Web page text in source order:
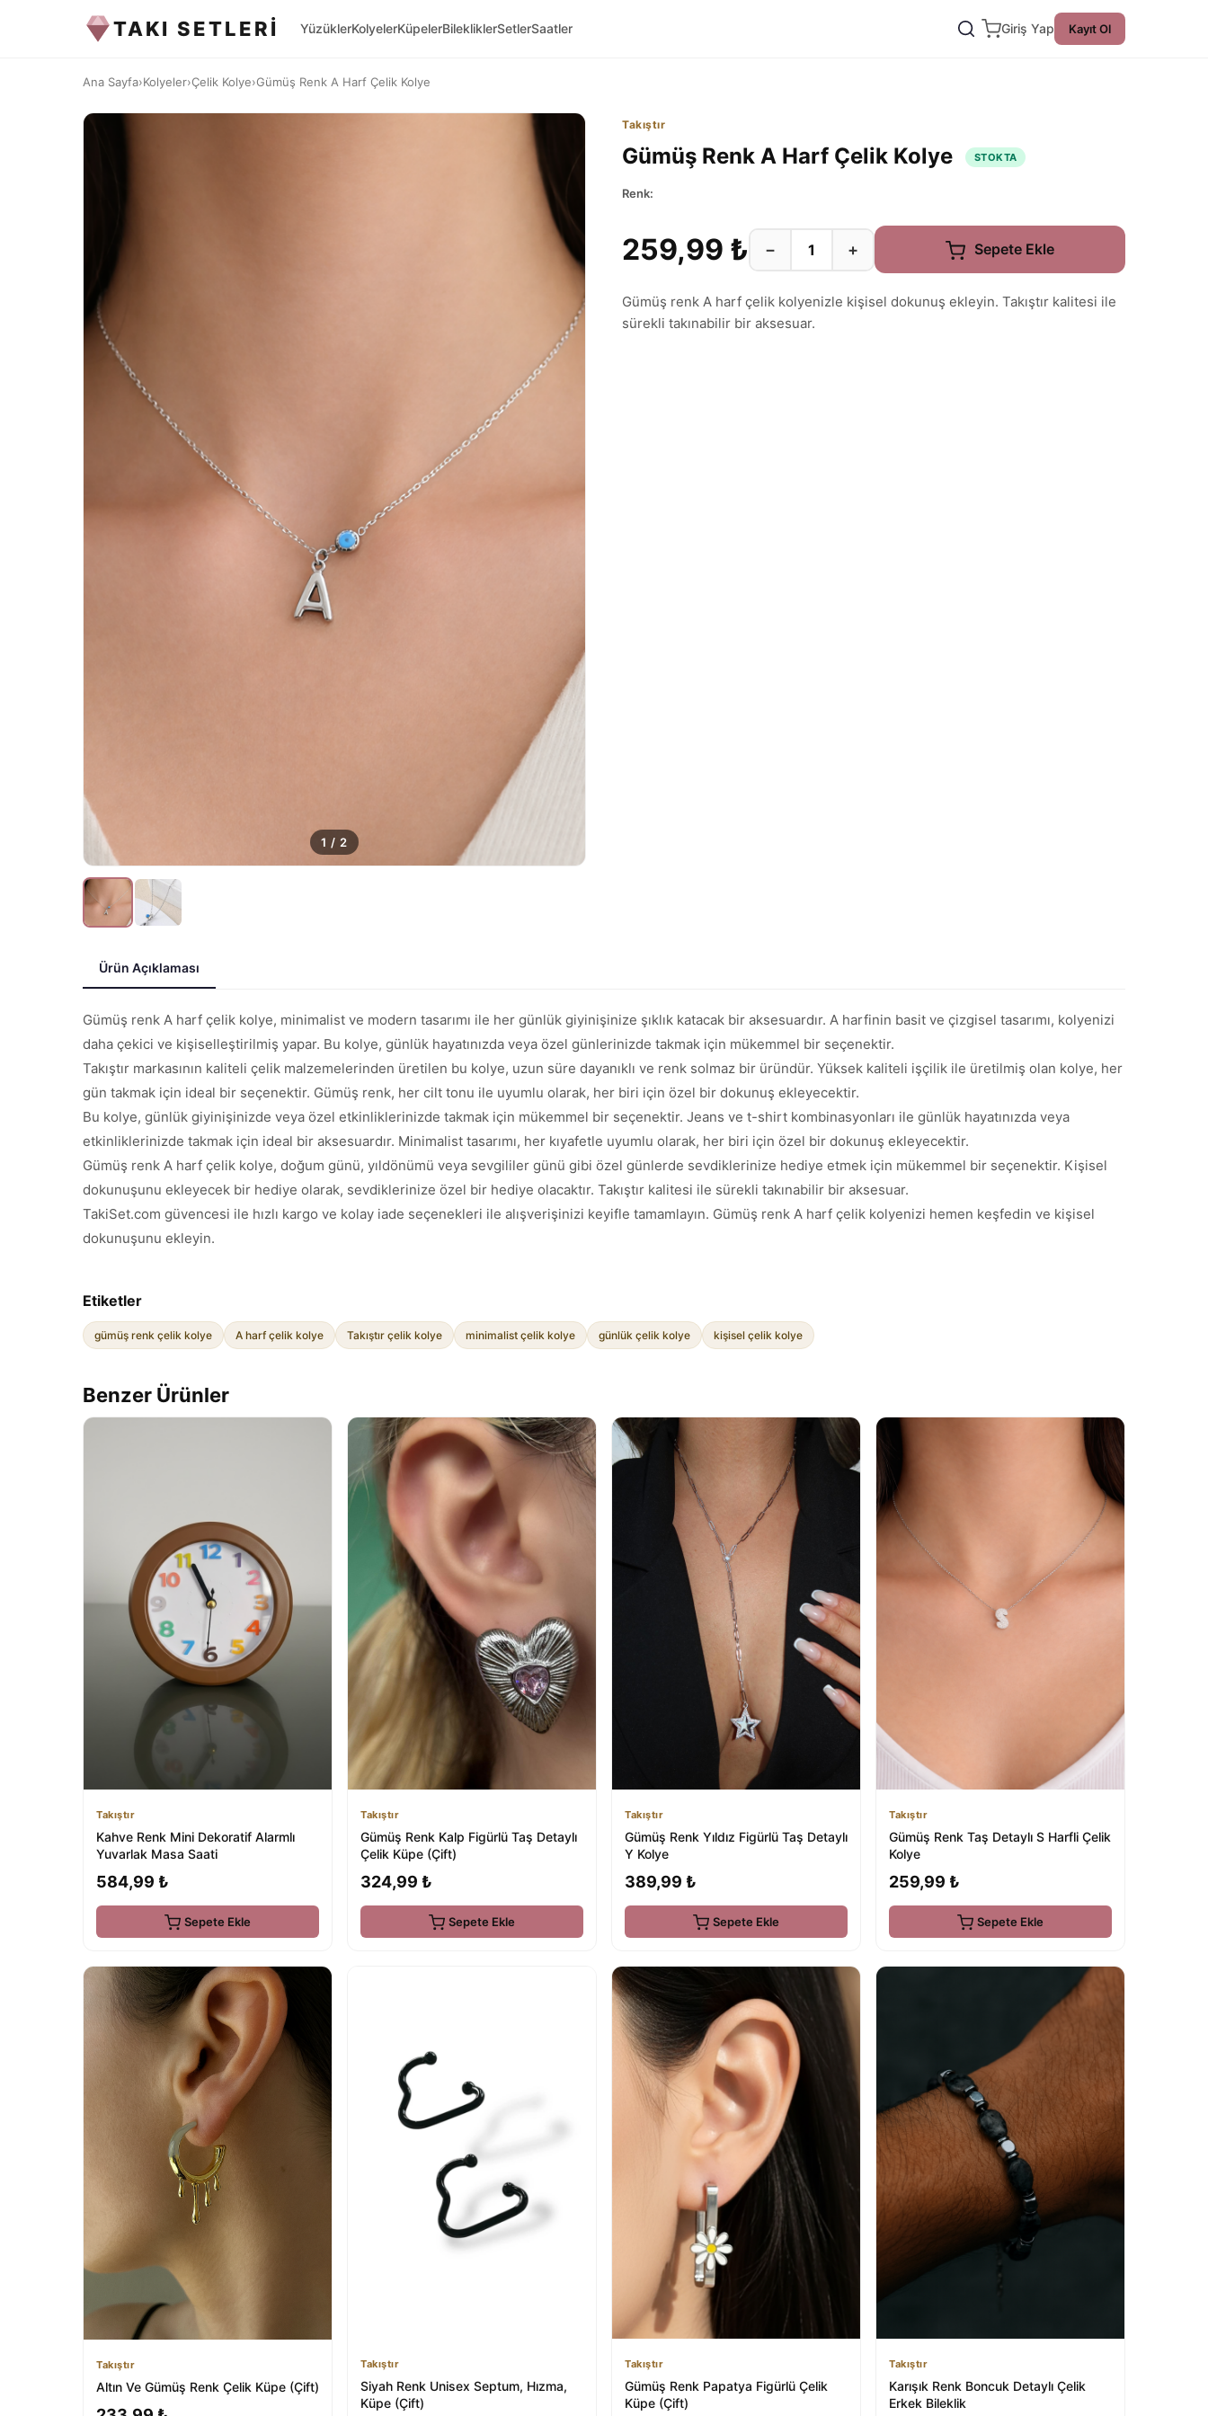
TAKI SETLERİ YüzüklerKolyelerKüpelerBilekliklerSetlerSaatler Giriş Yap Kayıt Ol
Ana Sayfa›Kolyeler›Çelik Kolye›Gümüş Renk A Harf Çelik Kolye
1 / 2
Takıştır
Gümüş Renk A Harf Çelik Kolye STOKTA
Renk:
259,99 ₺ − + Sepete Ekle
Gümüş renk A harf çelik kolyenizle kişisel dokunuş ekleyin. Takıştır kalitesi ile
sürekli takınabilir bir aksesuar.
Ürün Açıklaması
Gümüş renk A harf çelik kolye, minimalist ve modern tasarımı ile her günlük giyinişinize şıklık katacak bir aksesuardır. A harfinin basit ve çizgisel tasarımı, kolyenizi
daha çekici ve kişiselleştirilmiş yapar. Bu kolye, günlük hayatınızda veya özel günlerinizde takmak için mükemmel bir seçenektir.
Takıştır markasının kaliteli çelik malzemelerinden üretilen bu kolye, uzun süre dayanıklı ve renk solmaz bir üründür. Yüksek kaliteli işçilik ile üretilmiş olan kolye, her
gün takmak için ideal bir seçenektir. Gümüş renk, her cilt tonu ile uyumlu olarak, her biri için özel bir dokunuş ekleyecektir.
Bu kolye, günlük giyinişinizde veya özel etkinliklerinizde takmak için mükemmel bir seçenektir. Jeans ve t-shirt kombinasyonları ile günlük hayatınızda veya
etkinliklerinizde takmak için ideal bir aksesuardır. Minimalist tasarımı, her kıyafetle uyumlu olarak, her biri için özel bir dokunuş ekleyecektir.
Gümüş renk A harf çelik kolye, doğum günü, yıldönümü veya sevgililer günü gibi özel günlerde sevdiklerinize hediye etmek için mükemmel bir seçenektir. Kişisel
dokunuşunu ekleyecek bir hediye olarak, sevdiklerinize özel bir hediye olacaktır. Takıştır kalitesi ile sürekli takınabilir bir aksesuar.
TakiSet.com güvencesi ile hızlı kargo ve kolay iade seçenekleri ile alışverişinizi keyifle tamamlayın. Gümüş renk A harf çelik kolyenizi hemen keşfedin ve kişisel
dokunuşunu ekleyin.
Etiketler
gümüş renk çelik kolye A harf çelik kolye Takıştır çelik kolye minimalist çelik kolye günlük çelik kolye kişisel çelik kolye
Benzer Ürünler
Takıştır
Kahve Renk Mini Dekoratif Alarmlı
Yuvarlak Masa Saati
584,99 ₺
Sepete Ekle
Takıştır
Gümüş Renk Kalp Figürlü Taş Detaylı
Çelik Küpe (Çift)
324,99 ₺
Sepete Ekle
Takıştır
Gümüş Renk Yıldız Figürlü Taş Detaylı
Y Kolye
389,99 ₺
Sepete Ekle
Takıştır
Gümüş Renk Taş Detaylı S Harfli Çelik
Kolye
259,99 ₺
Sepete Ekle
Takıştır
Altın Ve Gümüş Renk Çelik Küpe (Çift)
Takıştır
Siyah Renk Unisex Septum, Hızma,
Küpe (Çift)
Takıştır
Gümüş Renk Papatya Figürlü Çelik
Küpe (Çift)
Takıştır
Karışık Renk Boncuk Detaylı Çelik
Erkek Bileklik